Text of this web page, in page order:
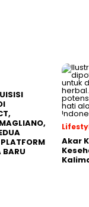
BARU
Akar